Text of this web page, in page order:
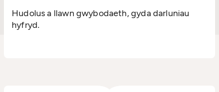
Hudolus a llawn gwybodaeth, gyda darluniau
hyfryd.